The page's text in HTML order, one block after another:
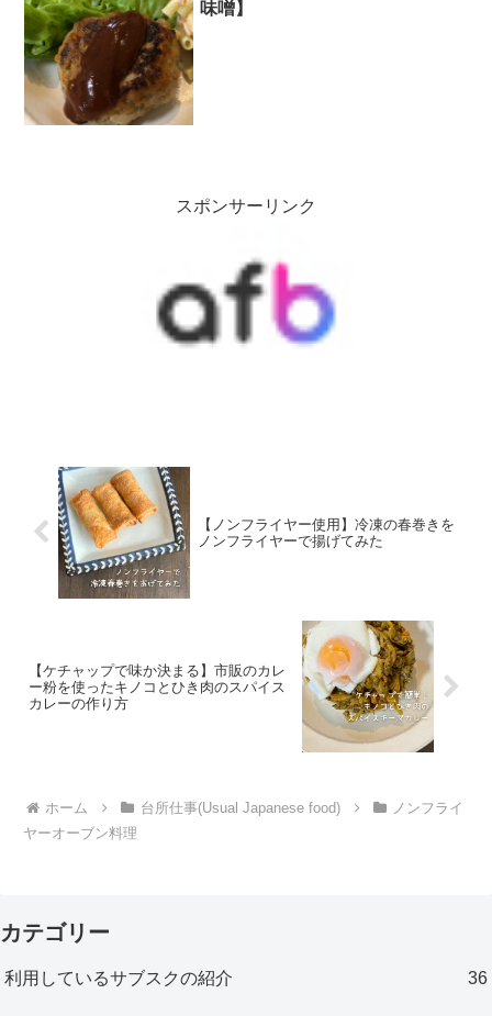
味噌】
スポンサーリンク
【ノンフライヤー使用】冷凍の春巻きを
ノンフライヤーで揚げてみた
【ケチャップで味か決まる】市販のカレ
ー粉を使ったキノコとひき肉のスパイス
カレーの作り方
ホーム 台所仕事(Usual Japanese food)
ノンフライ
ヤーオーブン料理
カテゴリー
利用しているサブスクの紹介 36